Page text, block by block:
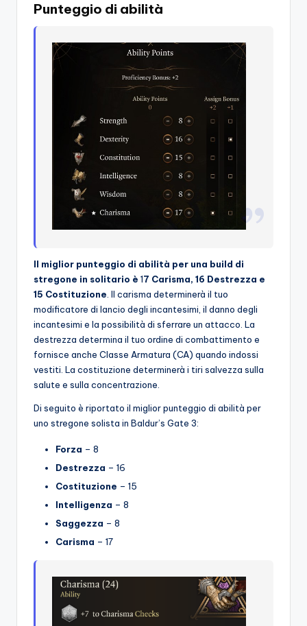
Punteggio di abilità
Il miglior punteggio di abilità per una build di
stregone in solitario è 17 Carisma, 16 Destrezza e
15 Costituzione . Il carisma determinerà il tuo
modificatore di lancio degli incantesimi, il danno degli
incantesimi e la possibilità di sferrare un attacco. La
destrezza determina il tuo ordine di combattimento e
fornisce anche Classe Armatura (CA) quando indossi
vestiti. La costituzione determinerà i tiri salvezza sulla
salute e sulla concentrazione.
Di seguito è riportato il miglior punteggio di abilità per
uno stregone solista in Baldur’s Gate 3:
Forza – 8
Destrezza – 16
Costituzione – 15
Intelligenza – 8
Saggezza – 8
Carisma – 17